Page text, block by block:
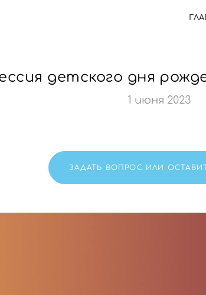
детского дня
1 июня 2023
ЗАДАТЬ ВОПРОС ИЛИ